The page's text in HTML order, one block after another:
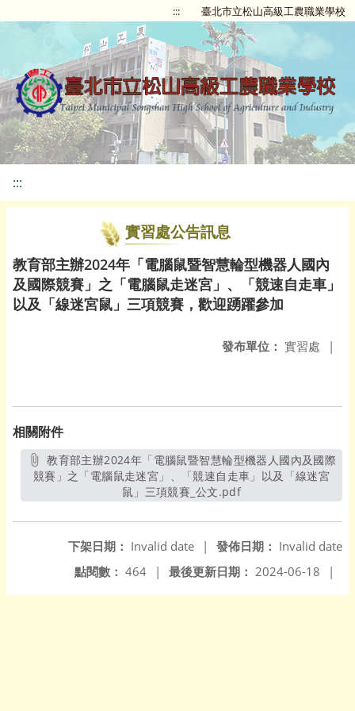
::: 臺北市立松山高級工農職業學校
:::
實習處公告訊息
教育部主辦2024年「電腦鼠暨智慧輪型機器人國內
及國際競賽」之「電腦鼠走迷宮」、「競速自走車」
以及「線迷宮鼠」三項競賽，歡迎踴躍參加
發布單位： 實習處 |
相關附件
教育部主辦2024年「電腦鼠暨智慧輪型機器人國內及國際
競賽」之「電腦鼠走迷宮」、「競速自走車」以及「線迷宮
鼠」三項競賽_公文.pdf另開新視窗
發佈日期： Invalid date
下架日期： Invalid date
|
最後更新日期： 2024-06-18 |
點閱數： 464 |